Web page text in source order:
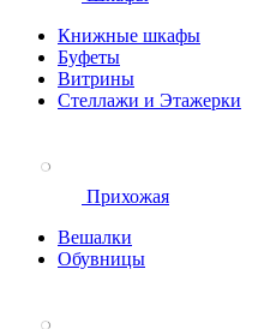
Книжные шкафы
Буфеты
Витрины
Стеллажи и Этажерки
Прихожая
Вешалки
Обувницы